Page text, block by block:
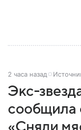
2 часа назад
Экс-
сообщила